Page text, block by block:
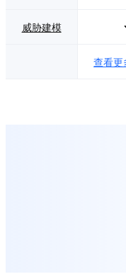
威胁建模
查看